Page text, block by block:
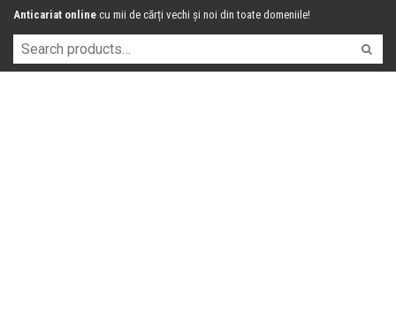
Anticariat online cu mii de cărți vechi și noi din toate domeniile!